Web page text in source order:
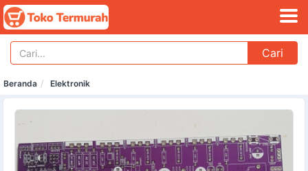
Cari
Beranda Elektronik